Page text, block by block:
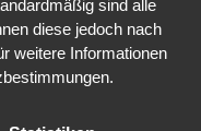
sind alle
diese jedoch nach
weitere Informationen